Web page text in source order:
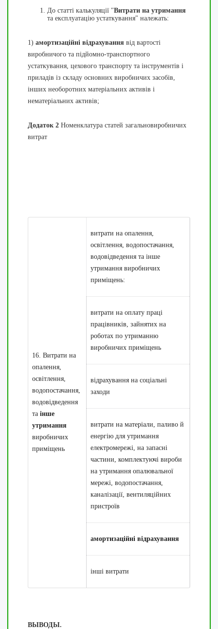
До статті калькуляції "Витрати на утримання
та експлуатацію устаткування" належать:
1) амортизаційні відрахування від вартості
виробничого та підйомно-транспортного
устаткування, цехового транспорту та інструментів і
приладів із складу основних виробничих засобів,
інших необоротних матеріальних активів і
нематеріальних активів;
Додаток 2 Номенклатура статей загальновиробничих
витрат
16. Витрати на
опалення,
освітлення,
водопостачання,
водовідведення
таінше
утримання
виробничих
приміщень
витрати на опалення,
освітлення, водопостачання,
водовідведення та інше
утримання виробничих
приміщень:
витрати на оплату праці
працівників, зайнятих на
роботах по утриманню
виробничих приміщень
відрахування на соціальні
заходи
витрати на матеріали, паливо й
енергію для утримання
електромережі, на запасні
частини, комплектуючі вироби
на утримання опалювальної
мережі, водопостачання,
каналізації, вентиляційних
пристроїв
амортизаційні відрахування
інші витрати
ВЫВОДЫ.